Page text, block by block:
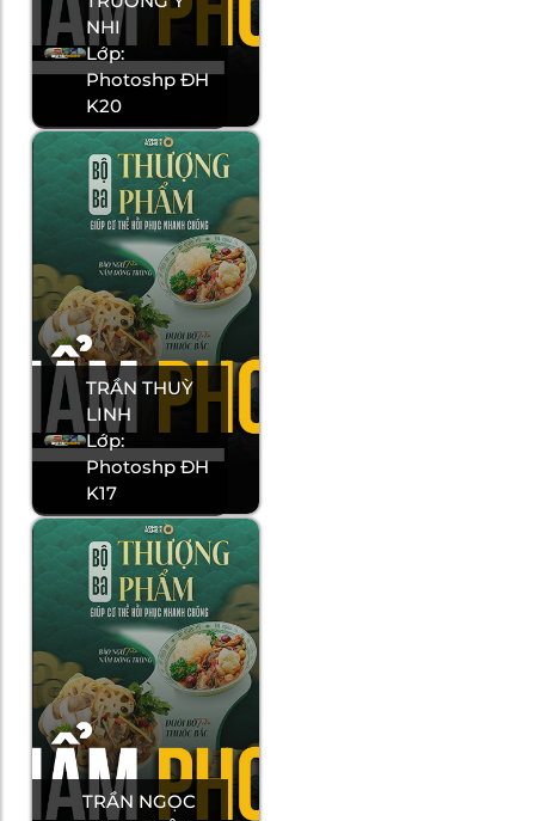
NHI
Lớp:
Photoshp ĐH
K20
TRẦN THUỲ
LINH
Lớp:
Photoshp ĐH
K17
TRẦN NGỌC